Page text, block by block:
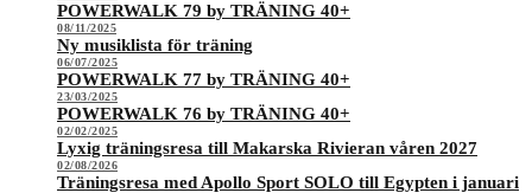
POWERWALK 79 by TRÄNING 40+
08/11/2025
Ny musiklista för träning
06/07/2025
POWERWALK 77 by TRÄNING 40+
23/03/2025
POWERWALK 76 by TRÄNING 40+
02/02/2025
Lyxig träningsresa till Makarska Rivieran våren 2027
02/08/2026
Träningsresa med Apollo Sport SOLO till Egypten i januari